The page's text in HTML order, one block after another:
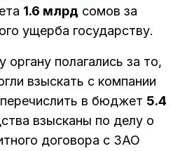
1.6 млрд сомов за
ущерба государству.
органу полагались за то,
взыскать с компании
в бюджет 5.4
взысканы по делу о
договора с ЗАО